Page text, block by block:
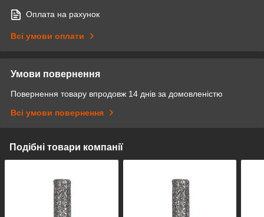
Оплата на рахунок
Всі умови оплати
Умови повернення
Повернення товару впродовж 14 днів за домовленістю
Всі умови повернення
Подібні товари компанії